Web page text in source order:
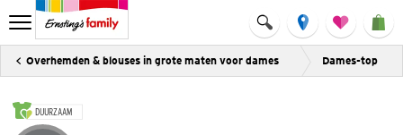
Overhemden & blouses in grote maten voor dames Dames-top
DUURZAAM